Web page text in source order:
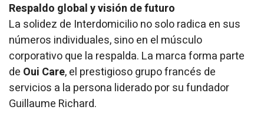
Respaldo global y visión de futuro
La solidez de Interdomicilio no solo radica en sus
números individuales, sino en el músculo
corporativo que la respalda. La marca forma parte
de Oui Care, el prestigioso grupo francés de
servicios a la persona liderado por su fundador
Guillaume Richard.